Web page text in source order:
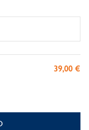
39,00 €